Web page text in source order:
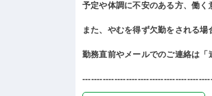
予定や体調に不安のある方、働く
また、やむを得ず欠勤をされる場
勤務直前やメールでのご連絡は「